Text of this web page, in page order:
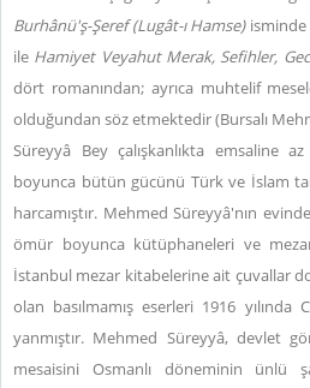
Burhânü'ş-Şeref (Lugât-ı Hamse)isminde
ile Hamiyet Veyahut Merak, Sefihler,
dört romanından; ayrıca muhtelif
olduğundan söz etmektedir (Bursalı
Süreyyâ Bey çalışkanlıkta emsaline
boyunca bütün gücünü Türk ve İslam
harcamıştır. Mehmed Süreyyâ'nın
ömür boyunca kütüphaneleri ve
İstanbul mezar kitabelerine ait çuvallar
olan basılmamış eserleri 1916 yılında
yanmıştır. Mehmed Süreyyâ, devlet
mesaisini Osmanlı döneminin ünlü